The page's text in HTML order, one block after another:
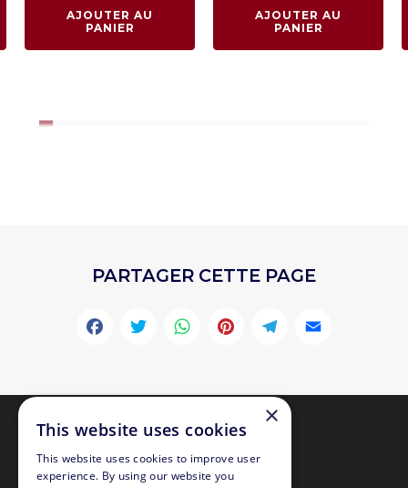
AJOUTER AU
PANIER
AJOUTER AU
PANIER
PARTAGER CETTE PAGE
Facebook
Twitter
WhatsApp
Pinterest
×
This website uses cookies
This website uses cookies to improve user
experience. By using our website you